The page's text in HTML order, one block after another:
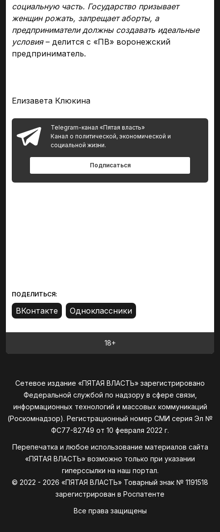
социальную часть. Государство призывает
женщин рожать, запрещает аборты, а
предприниматели должны создавать идеальные
условия – делится с «ПВ» воронежский
предприниматель.
Елизавета Клюкина
Telegram-канал «Пятая власть»
Канал о политической, экономической и
социальной жизни.
Подписаться
ПОДЕЛИТЬСЯ:
18+
Сетевое издание «ПЯТАЯ ВЛАСТЬ» зарегистрировано
Федеральной службой по надзору в сфере связи,
информационных технологий и массовых коммуникаций
(Роскомнадзор). Регистрационный номер СМИ серия Эл №
ФС77-82749 от 10 февраля 2022 г.
Перепечатка и любое использование материалов сайта
«ПЯТАЯ ВЛАСТЬ» возможно только при указании
гиперссылки на наш портал.
© 2022 - 2026 «ПЯТАЯ ВЛАСТЬ» Товарный знак № 1191518
зарегистрирован в Роспатенте
Все права защищены